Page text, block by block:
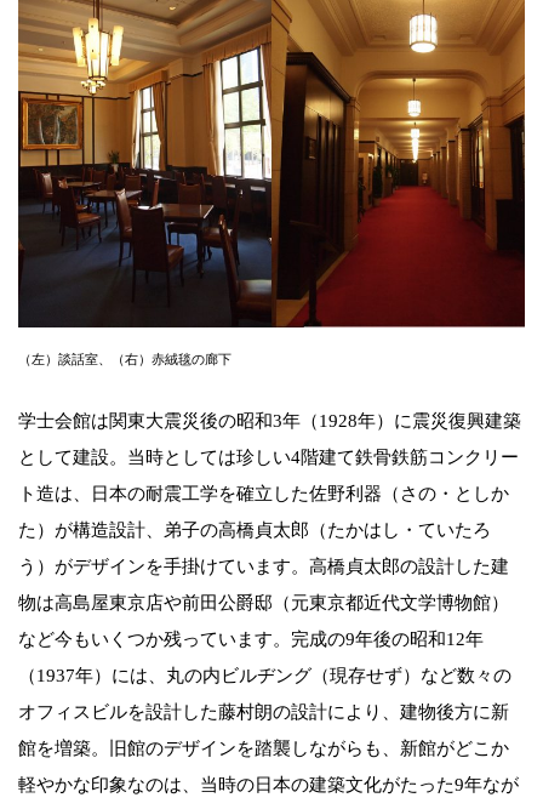
（左）談話室、（右）赤絨毯の廊下
学士会館は関東大震災後の昭和3年（1928年）に震災復興建築
として建設。当時としては珍しい4階建て鉄骨鉄筋コンクリー
ト造は、日本の耐震工学を確立した佐野利器（さの・としか
た）が構造設計、弟子の高橋貞太郎（たかはし・ていたろ
う）がデザインを手掛けています。高橋貞太郎の設計した建
物は高島屋東京店や前田公爵邸（元東京都近代文学博物館）
など今もいくつか残っています。完成の9年後の昭和12年
（1937年）には、丸の内ビルヂング（現存せず）など数々の
オフィスビルを設計した藤村朗の設計により、建物後方に新
館を増築。旧館のデザインを踏襲しながらも、新館がどこか
軽やかな印象なのは、当時の日本の建築文化がたった9年なが